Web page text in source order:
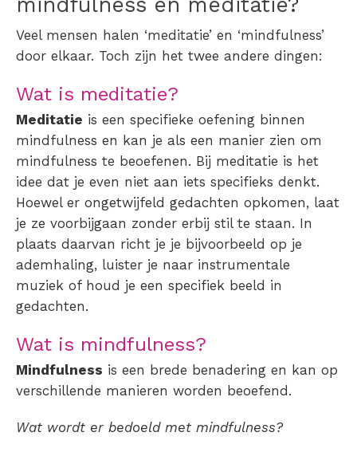
Veel mensen halen ‘meditatie’ en ‘mindfulness’
door elkaar. Toch zijn het twee andere dingen:
Wat is meditatie?
Meditatie is een specifieke oefening binnen
mindfulness en kan je als een manier zien om
mindfulness te beoefenen. Bij meditatie is het
idee dat je even niet aan iets specifieks denkt.
Hoewel er ongetwijfeld gedachten opkomen, laat
je ze voorbijgaan zonder erbij stil te staan. In
plaats daarvan richt je je bijvoorbeeld op je
ademhaling, luister je naar instrumentale
muziek of houd je een specifiek beeld in
gedachten.
Wat is mindfulness?
Mindfulness is een brede benadering en kan op
verschillende manieren worden beoefend.
Wat wordt er bedoeld met mindfulness?